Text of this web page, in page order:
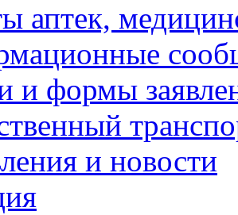
аптек,
и формы
и новости